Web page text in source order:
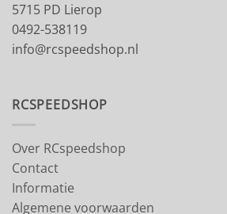
5715 PD Lierop
0492-538119
info@rcspeedshop.nl
RCSPEEDSHOP
Over RCspeedshop
Contact
Informatie
Algemene voorwaarden